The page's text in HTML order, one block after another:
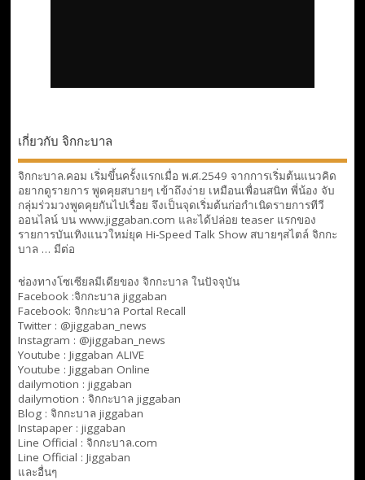
เกี่ยวกับ จิกกะบาล
จิกกะบาล.คอม เริ่มขึ้นครั้งแรกเมื่อ พ.ศ.2549 จากการเริ่มต้นแนวคิด
อยากดูรายการ พูดคุยสบายๆ เข้าถึงง่าย เหมือนเพื่อนสนิท พี่น้อง จับ
กลุ่มร่วมวงพูดคุยกันไปเรื่อย จึงเป็นจุดเริ่มต้นก่อกำเนิดรายการทีวี
ออนไลน์ บน www.jiggaban.com และได้ปล่อย teaser แรกของ
รายการบันเทิงแนวใหม่ยุค Hi-Speed Talk Show สบายๆสไตล์ จิกกะ
บาล … มีต่อ
ช่องทางโซเซียลมีเดียของ จิกกะบาล ในปัจจุบัน
Facebook :จิกกะบาล jiggaban
Facebook: จิกกะบาล Portal Recall
Twitter : @jiggaban_news
Instagram : @jiggaban_news
Youtube : Jiggaban ALIVE
Youtube : Jiggaban Online
dailymotion : jiggaban
dailymotion : จิกกะบาล jiggaban
Blog : จิกกะบาล jiggaban
Instapaper : jiggaban
Line Official : จิกกะบาล.com
Line Official : Jiggaban
และอื่นๆ